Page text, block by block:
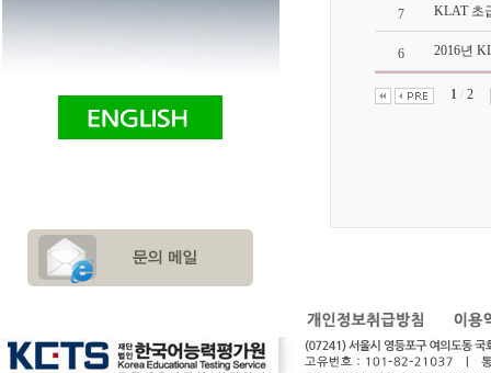
7 KLAT 초
6 2016년
1 / 2